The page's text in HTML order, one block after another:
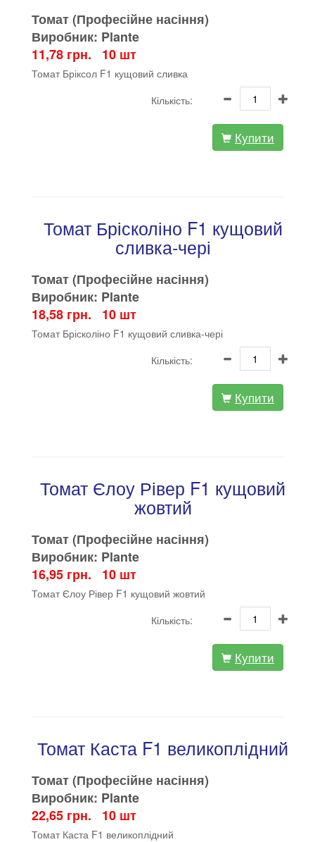
Томат (Професійне насіння)
Виробник: Plante
11,78 грн. 10 шт
Томат Бріксол F1 кущовий сливка
Кількість:
Купити
Томат Брісколіно F1 кущовий
сливка-чері
Томат (Професійне насіння)
Виробник: Plante
18,58 грн. 10 шт
Томат Брісколіно F1 кущовий сливка-чері
Кількість:
Купити
Томат Єлоу Рівер F1 кущовий
жовтий
Томат (Професійне насіння)
Виробник: Plante
16,95 грн. 10 шт
Томат Єлоу Рівер F1 кущовий жовтий
Кількість:
Купити
Томат Каста F1 великоплідний
Томат (Професійне насіння)
Виробник: Plante
22,65 грн. 10 шт
Томат Каста F1 великоплідний